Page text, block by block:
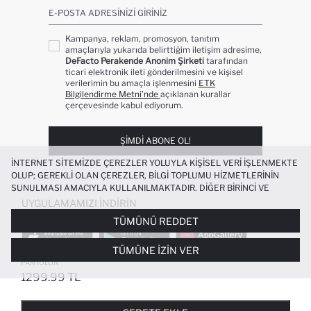
SERGIO REGULAR FIT BORU PAÇA
PANTOLON
1299.99 TL
E-POSTA ADRESINIZI GIRINIZ
Kampanya, reklam, promosyon, tanıtım
amaçlarıyla yukarıda belirttiğim iletişim adresime,
DeFacto Perakende Anonim Şirketi tarafından
ticari elektronik ileti gönderilmesini ve kişisel
verilerimin bu amaçla işlenmesini ETK
Bilgilendirme Metni’nde açıklanan kurallar
çerçevesinde kabul ediyorum.
ŞIMDI ABONE OL!
UYGULAMAMIZI İNDIRIN
POPÜLER KATEGORILER
İNTERNET SITEMIZDE ÇEREZLER YOLUYLA KIŞISEL VERI IŞLENMEKTE
OLUP; GEREKLI OLAN ÇEREZLER, BILGI TOPLUMU HIZMETLERININ
SUNULMASI AMACIYLA KULLANILMAKTADIR. DIĞER BIRINCI VE
ÜÇÜNCÜ TARAF ÇEREZLER ISE SIZE DAHA IYI BIR ALIŞVERIŞ
DENEYIMI SUNULABILMESI, SITEMIZIN DAHA IŞLEVSEL KILINMASI VE
KIŞISELLEŞTIRMESI VE AÇIK RIZA VERMENIZ HALINDE, SIZLERE
YÖNELIK PAZARLAMA FAALIYETLERININ YAPILMASI AMAÇLARIYLA
SINIRLI OLARAK KULLANILACAKTIR. ÇEREZLERE DAIR TERCIHLERINIZI
ÇEREZ TERCIHLERIPANELI ARACILIĞIYLA HER ZAMAN YÖNETEBILIR,
ÇEREZLERLE ILGILI DAHA DETAYLI BILGIYE
TÜMÜNÜ REDDET
TÜMÜNE İZIN VER